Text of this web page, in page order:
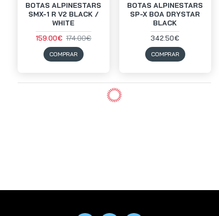
BOTAS ALPINESTARS
SMX-1 R V2 BLACK /
WHITE
159.00€ 174.00€
COMPRAR
BOTAS ALPINESTARS
SP-X BOA DRYSTAR
BLACK
342.50€
COMPRAR